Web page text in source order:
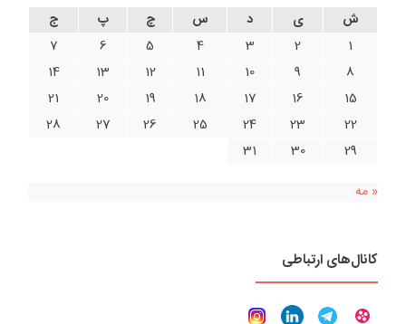
ش
ی د س چ پ
ج
1
2
3
4
5
6
7
8
9
10
11
12
13
14
15
16
17
18
19
20
21
22
23
24
25
26
27
28
29
30
31
« مه
کانال‌های ارتباطی